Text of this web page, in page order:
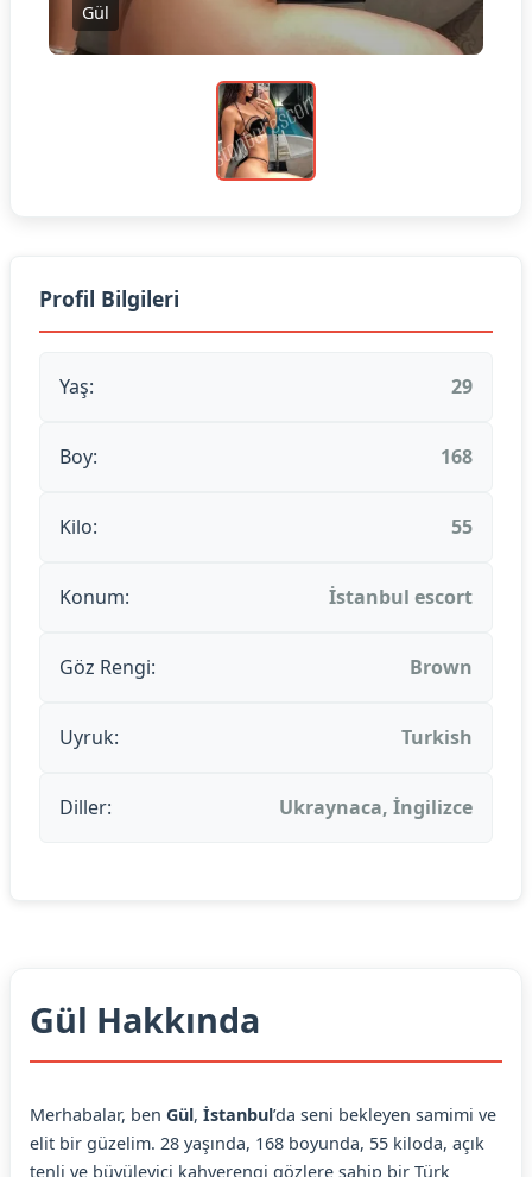
Gül
Gül Hakkında
Merhabalar, ben Gül, İstanbul’da seni bekleyen samimi ve
elit bir güzelim. 28 yaşında, 168 boyunda, 55 kiloda, açık
tenli ve büyüleyici kahverengi gözlere sahip bir Türk
Profil Bilgileri
Yaş: 29
Boy: 168
Kilo: 55
Konum: İstanbul escort
Göz Rengi: Brown
Uyruk: Turkish
Diller: Ukraynaca, İngilizce